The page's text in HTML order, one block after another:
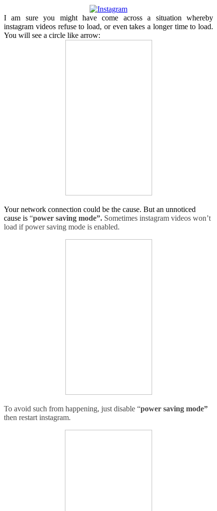
I am sure you might have come across a situation whereby
instagram videos refuse to load, or even takes a longer time to load.
You will see a circle like arrow:
Your network connection could be the cause. But an unnoticed
cause is “power saving mode”. Sometimes instagram videos won’t
load if power saving mode is enabled.
To avoid such from happening, just disable “power saving mode”
then restart instagram.